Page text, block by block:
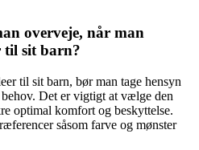
overveje, når man
til sit barn?
til sit barn, bør man tage hensyn
Det er vigtigt at vælge den
optimal komfort og beskyttelse.
såsom farve og mønster